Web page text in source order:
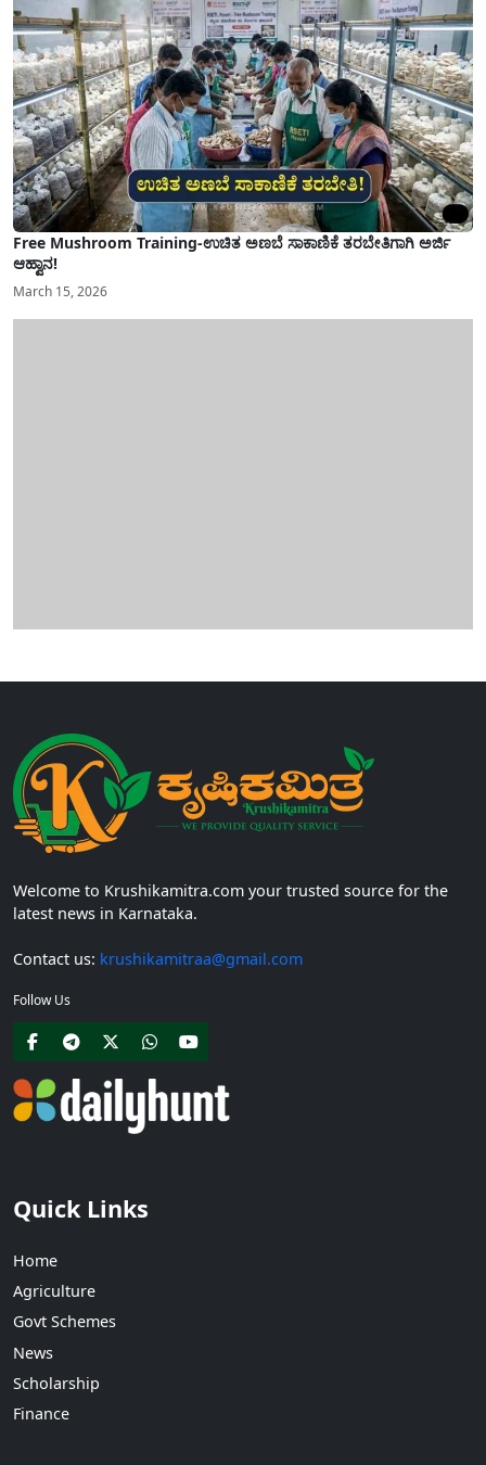
Free Mushroom Training-ಉಚಿತ ಅಣಬೆ ಸಾಕಾಣಿಕೆ ತರಬೇತಿಗಾಗಿ ಅರ್ಜಿ
ಆಹ್ವಾನ!
March 15, 2026
Welcome to Krushikamitra.com your trusted source for the
latest news in Karnataka.
Contact us: krushikamitraa@gmail.com
Follow Us
Quick Links
Home
Agriculture
Govt Schemes
News
Scholarship
Finance